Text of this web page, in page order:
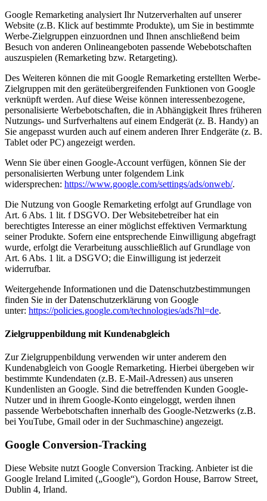
Google Remarketing analysiert Ihr Nutzerverhalten auf unserer
Website (z.B. Klick auf bestimmte Produkte), um Sie in bestimmte
Werbe-Zielgruppen einzuordnen und Ihnen anschließend beim
Besuch von anderen Onlineangeboten passende Webebotschaften
auszuspielen (Remarketing bzw. Retargeting).
Des Weiteren können die mit Google Remarketing erstellten Werbe-
Zielgruppen mit den geräteübergreifenden Funktionen von Google
verknüpft werden. Auf diese Weise können interessenbezogene,
personalisierte Werbebotschaften, die in Abhängigkeit Ihres früheren
Nutzungs- und Surfverhaltens auf einem Endgerät (z. B. Handy) an
Sie angepasst wurden auch auf einem anderen Ihrer Endgeräte (z. B.
Tablet oder PC) angezeigt werden.
Wenn Sie über einen Google-Account verfügen, können Sie der
personalisierten Werbung unter folgendem Link
widersprechen: https://www.google.com/settings/ads/onweb/.
Die Nutzung von Google Remarketing erfolgt auf Grundlage von
Art. 6 Abs. 1 lit. f DSGVO. Der Websitebetreiber hat ein
berechtigtes Interesse an einer möglichst effektiven Vermarktung
seiner Produkte. Sofern eine entsprechende Einwilligung abgefragt
wurde, erfolgt die Verarbeitung ausschließlich auf Grundlage von
Art. 6 Abs. 1 lit. a DSGVO; die Einwilligung ist jederzeit
widerrufbar.
Weitergehende Informationen und die Datenschutzbestimmungen
finden Sie in der Datenschutzerklärung von Google
unter: https://policies.google.com/technologies/ads?hl=de.
Zielgruppenbildung mit Kundenabgleich
Zur Zielgruppenbildung verwenden wir unter anderem den
Kundenabgleich von Google Remarketing. Hierbei übergeben wir
bestimmte Kundendaten (z.B. E-Mail-Adressen) aus unseren
Kundenlisten an Google. Sind die betreffenden Kunden Google-
Nutzer und in ihrem Google-Konto eingeloggt, werden ihnen
passende Werbebotschaften innerhalb des Google-Netzwerks (z.B.
bei YouTube, Gmail oder in der Suchmaschine) angezeigt.
Google Conversion-Tracking
Diese Website nutzt Google Conversion Tracking. Anbieter ist die
Google Ireland Limited („Google“), Gordon House, Barrow Street,
Dublin 4, Irland.